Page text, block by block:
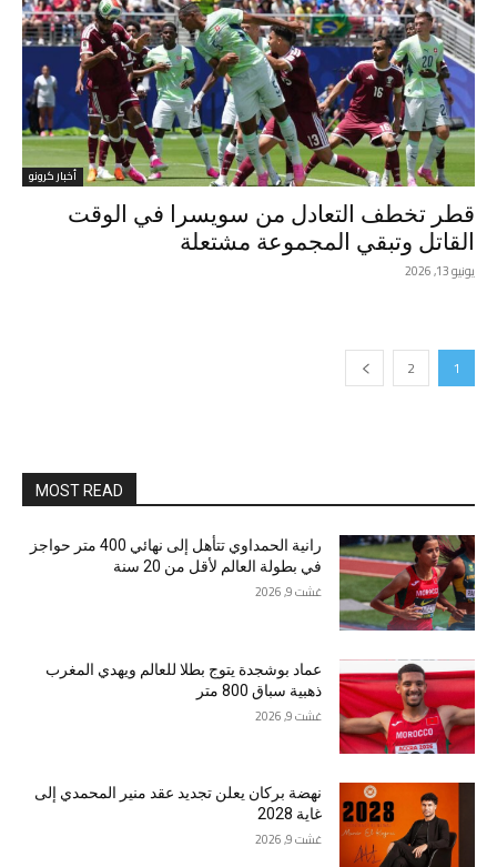
أخبار كرونو
قطر تخطف التعادل من سويسرا في الوقت
القاتل وتبقي المجموعة مشتعلة
يونيو 13, 2026
1
2
MOST READ
رانية الحمداوي تتأهل إلى نهائي 400 متر حواجز
في بطولة العالم لأقل من 20 سنة
غشت 9, 2026
عماد بوشجدة يتوج بطلا للعالم ويهدي المغرب
ذهبية سباق 800 متر
غشت 9, 2026
نهضة بركان يعلن تجديد عقد منير المحمدي إلى
غاية 2028
غشت 9, 2026